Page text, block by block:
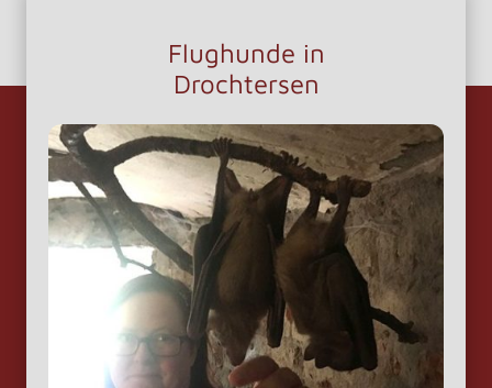
Flughunde in
Drochtersen